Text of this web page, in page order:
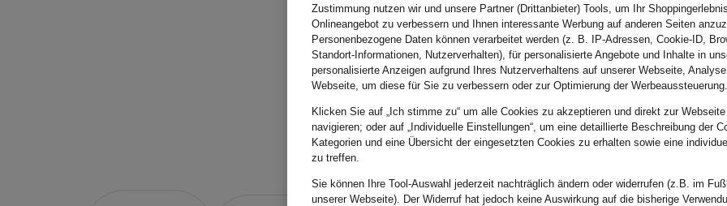
CHF 289
Zustimmung nutzen wir und unsere Partner (Drittanbieter) Tools, um Ihr
Onlineangebot zu verbessern und Ihnen interessante Werbung auf anderen Seiten
Personenbezogene Daten können verarbeitet werden (z. B. IP-Adressen, Cookie-ID,
Standort-Informationen, Nutzerverhalten), für personalisierte Angebote und Inhalte in
personalisierte Anzeigen aufgrund Ihres Nutzerverhaltens auf unserer Webseite,
Webseite, um diese für Sie zu verbessern oder zur Optimierung der Werbeaussteuerung.
Klicken Sie auf „Ich stimme zu“ um alle Cookies zu akzeptieren und direkt zur
navigieren; oder auf „Individuelle Einstellungen“, um eine detaillierte Beschreibung der
Kategorien und eine Übersicht der eingesetzten Cookies zu erhalten sowie eine
zu treffen.
Sie können Ihre Tool-Auswahl jederzeit nachträglich ändern oder widerrufen (z.B. im
unserer Webseite). Der Widerruf hat jedoch keine Auswirkung auf die bisherige